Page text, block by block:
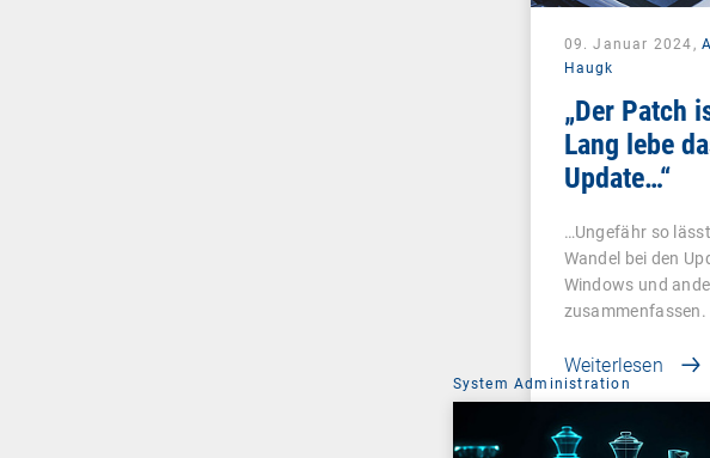
09. Januar 2024,
Haugk
„Der Patch
Lang lebe
Update…“
…Ungefähr so
Wandel bei den
Windows und
zusammenfassen.
Weiterlesen
System Administration